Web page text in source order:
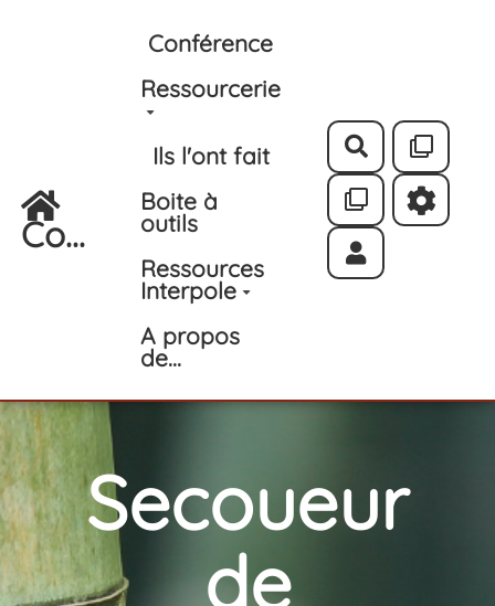
Aller au contenu principal
Co...
Conférence
Ressourcerie
Ils l'ont fait
Boite à
outils
Ressources
Interpole
A propos
de...
Rechercher
Secoueur
de